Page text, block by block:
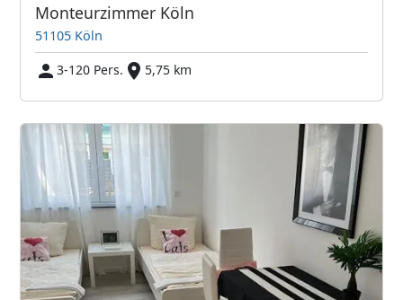
Monteurzimmer Köln
51105 Köln
3-120 Pers.
5,75 km